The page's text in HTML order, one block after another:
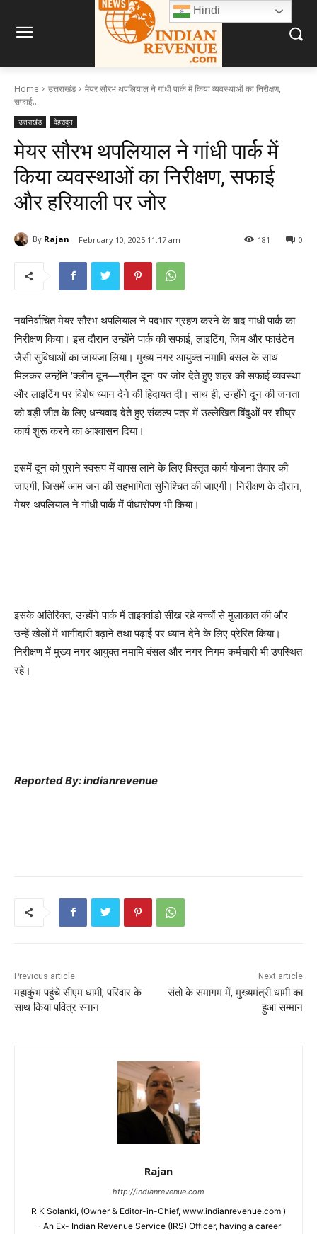
Home उत्तराखंड
मेयर सौरभ थपलियाल ने गांधी पार्क में किया व्यवस्थाओं का निरीक्षण,
सफाई...
उत्तराखंड देहरादून
मेयर सौरभ थपलियाल ने गांधी पार्क में
किया व्यवस्थाओं का निरीक्षण, सफाई
और हरियाली पर जोर
By Rajan February 10, 2025 11:17 am 0
181
नवनिर्वाचित मेयर सौरभ थपलियाल ने पदभार ग्रहण करने के बाद गांधी पार्क का
निरीक्षण किया। इस दौरान उन्होंने पार्क की सफाई, लाइटिंग, जिम और फाउंटेन
जैसी सुविधाओं का जायजा लिया। मुख्य नगर आयुक्त नमामि बंसल के साथ
मिलकर उन्होंने ‘क्लीन दून—ग्रीन दून’ पर जोर देते हुए शहर की सफाई व्यवस्था
और लाइटिंग पर विशेष ध्यान देने की हिदायत दी। साथ ही, उन्होंने दून की जनता
को बड़ी जीत के लिए धन्यवाद देते हुए संकल्प पत्र में उल्लेखित बिंदुओं पर शीघ्र
कार्य शुरू करने का आश्वासन दिया।
इसमें दून को पुराने स्वरूप में वापस लाने के लिए विस्तृत कार्य योजना तैयार की
जाएगी, जिसमें आम जन की सहभागिता सुनिश्चित की जाएगी। निरीक्षण के दौरान,
मेयर थपलियाल ने गांधी पार्क में पौधारोपण भी किया।
इसके अतिरिक्त, उन्होंने पार्क में ताइक्वांडो सीख रहे बच्चों से मुलाकात की और
उन्हें खेलों में भागीदारी बढ़ाने तथा पढ़ाई पर ध्यान देने के लिए प्रेरित किया।
निरीक्षण में मुख्य नगर आयुक्त नमामि बंसल और नगर निगम कर्मचारी भी उपस्थित
रहे।
Reported By: indianrevenue
Previous article
महाकुंभ पहुंचे सीएम धामी, परिवार के
साथ किया पवित्र स्नान
Next article
संतो के समागम में, मुख्यमंत्री धामी का
हुआ सम्मान
Rajan
http://indianrevenue.com
R K Solanki, (Owner & Editor-in-Chief, www.indianrevenue.com )
- An Ex- Indian Revenue Service (IRS) Officer, having a career
Hindi